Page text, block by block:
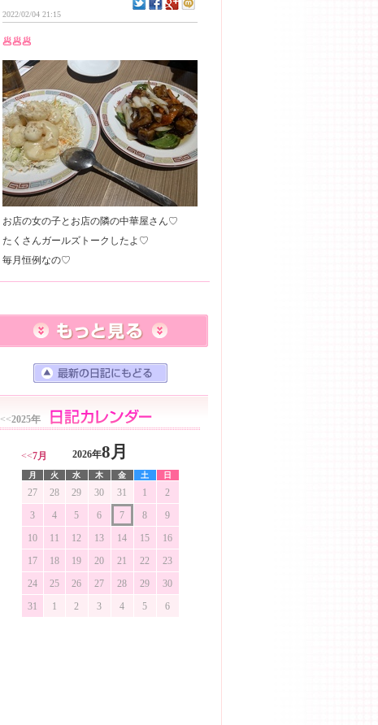
2022/02/04 21:15
🥟🥟🥟
お店の女の子とお店の隣の中華屋さん♡
たくさんガールズトークしたよ♡
<<2025年
2026年8月
<<7月
月 火 水 木 金 土 日
27 28 29 30 31 1
2
3
4 5 6 7 8
9
10
11 12 13 14 15
16
17
18 19 20 21 22
23
24
25 26 27 28 29
30
31
1 2 3 4 5 6